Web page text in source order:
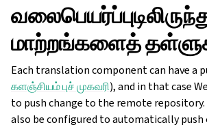
மாற்றங்களைத்
Each translation component can have a
களஞ்சியம் புச் முகவரி), and in that case
to push change to the remote repository.
also be configured to automatically push